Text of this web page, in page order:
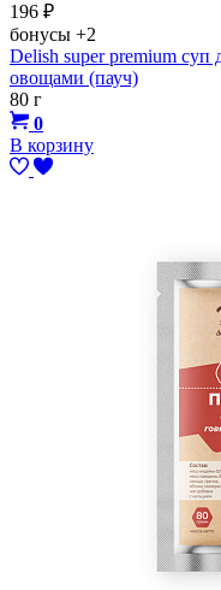
196 ₽
бонусы +2
Delish super premium суп
овощами (пауч)
80 г
0
В корзину